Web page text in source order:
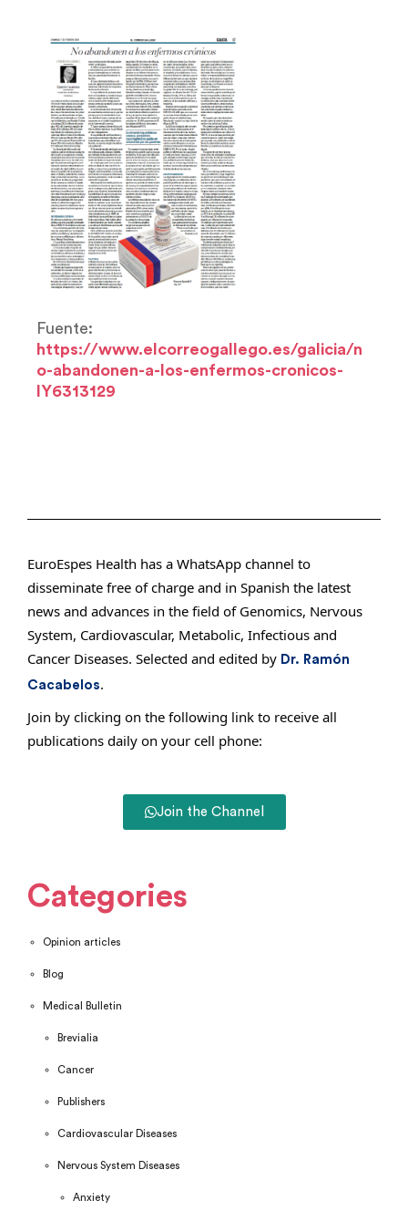
Fuente:
https://www.elcorreogallego.es/galicia/n
o-abandonen-a-los-enfermos-cronicos-
IY6313129
EuroEspes Health has a WhatsApp channel to
disseminate free of charge and in Spanish the latest
news and advances in the field of Genomics, Nervous
System, Cardiovascular, Metabolic, Infectious and
Cancer Diseases. Selected and edited by Dr. Ramón
Cacabelos.
Join by clicking on the following link to receive all
publications daily on your cell phone:
Join the Channel
Categories
Opinion articles
Blog
Medical Bulletin
Brevialia
Cancer
Publishers
Cardiovascular Diseases
Nervous System Diseases
Anxiety